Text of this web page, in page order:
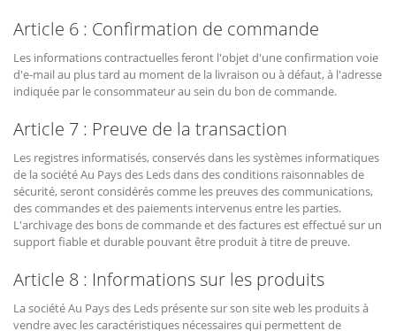
Article 6 : Confirmation de commande
Les informations contractuelles feront l'objet d'une confirmation voie
d'e-mail au plus tard au moment de la livraison ou à défaut, à l'adresse
indiquée par le consommateur au sein du bon de commande.
Article 7 : Preuve de la transaction
Les registres informatisés, conservés dans les systèmes informatiques
de la société Au Pays des Leds dans des conditions raisonnables de
sécurité, seront considérés comme les preuves des communications,
des commandes et des paiements intervenus entre les parties.
L'archivage des bons de commande et des factures est effectué sur un
support fiable et durable pouvant être produit à titre de preuve.
Article 8 : Informations sur les produits
La société Au Pays des Leds présente sur son site web les produits à
vendre avec les caractéristiques nécessaires qui permettent de